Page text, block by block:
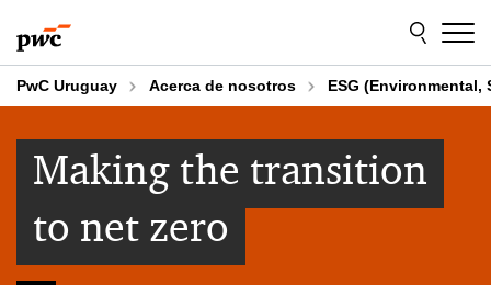
to
content
to
footer
PwC Uruguay Acerca de nosotros ESG (Environmental,
Making the transition
to net zero